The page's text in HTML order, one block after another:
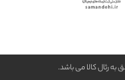
رئال كالا می باشد.